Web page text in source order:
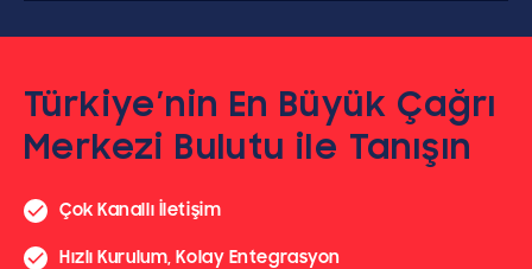
Türkiye’nin En Büyük Çağrı
Merkezi Bulutu ile Tanışın
Çok Kanallı İletişim
Hızlı Kurulum, Kolay Entegrasyon